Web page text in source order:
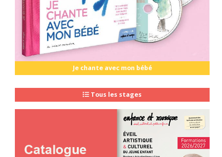
Je chante avec mon bébé
Tous les stages